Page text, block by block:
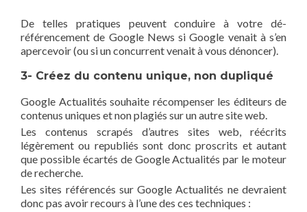
De telles pratiques peuvent conduire à votre dé-
référencement de Google News si Google venait à s’en
apercevoir (ou si un concurrent venait à vous dénoncer).
3- Créez du contenu unique, non dupliqué
Google Actualités souhaite récompenser les éditeurs de
contenus uniques et non plagiés sur un autre site web.
Les contenus scrapés d’autres sites web, réécrits
légèrement ou republiés sont donc proscrits et autant
que possible écartés de Google Actualités par le moteur
de recherche.
Les sites référencés sur Google Actualités ne devraient
donc pas avoir recours à l’une des ces techniques :